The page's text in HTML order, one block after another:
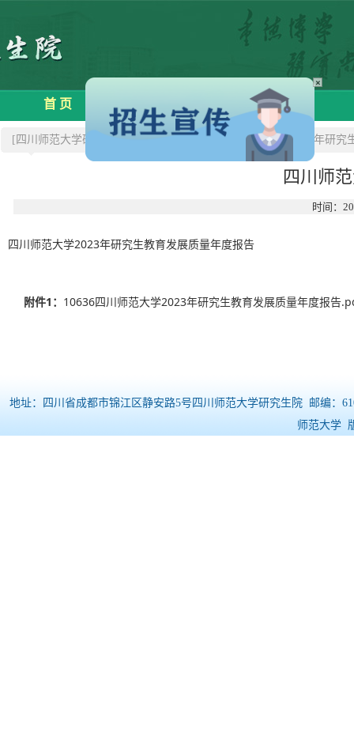
首 页 学院概况 招生信息
[四川师范大学研究生院] >>四川师范大学2023年研
四川师
时间：
四川师范大学2023年研究生教育发展质量年度报告
附件1： 10636四川师范大学2023年研究生教育发展质量年度报告
地址：四川省成都市锦江区静安路5号四川师范大学研究生院 邮编：
师范大学
×